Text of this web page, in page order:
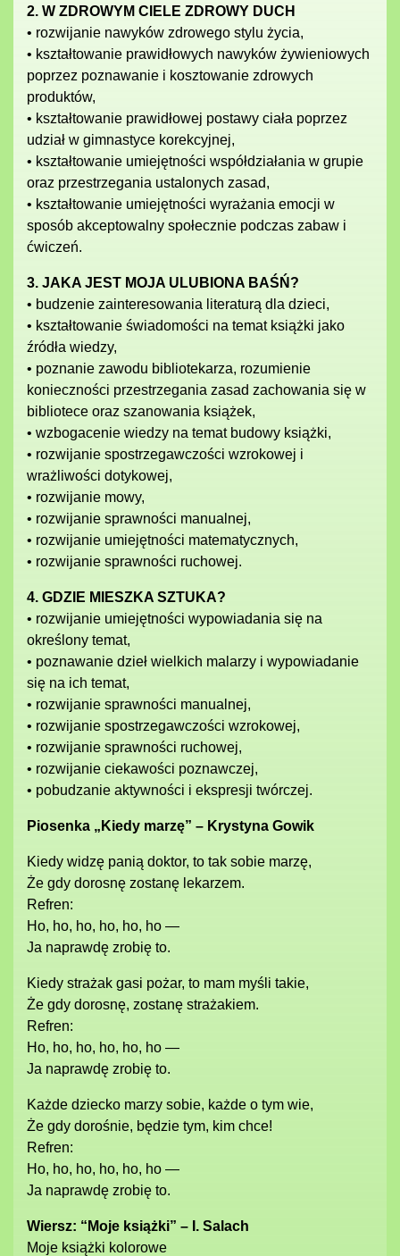
2. W ZDROWYM CIELE ZDROWY DUCH
• rozwijanie nawyków zdrowego stylu życia,
• kształtowanie prawidłowych nawyków żywieniowych
poprzez poznawanie i kosztowanie zdrowych
produktów,
• kształtowanie prawidłowej postawy ciała poprzez
udział w gimnastyce korekcyjnej,
• kształtowanie umiejętności współdziałania w grupie
oraz przestrzegania ustalonych zasad,
• kształtowanie umiejętności wyrażania emocji w
sposób akceptowalny społecznie podczas zabaw i
ćwiczeń.
3. JAKA JEST MOJA ULUBIONA BAŚŃ?
• budzenie zainteresowania literaturą dla dzieci,
• kształtowanie świadomości na temat książki jako
źródła wiedzy,
• poznanie zawodu bibliotekarza, rozumienie
konieczności przestrzegania zasad zachowania się w
bibliotece oraz szanowania książek,
• wzbogacenie wiedzy na temat budowy książki,
• rozwijanie spostrzegawczości wzrokowej i
wrażliwości dotykowej,
• rozwijanie mowy,
• rozwijanie sprawności manualnej,
• rozwijanie umiejętności matematycznych,
• rozwijanie sprawności ruchowej.
4. GDZIE MIESZKA SZTUKA?
• rozwijanie umiejętności wypowiadania się na
określony temat,
• poznawanie dzieł wielkich malarzy i wypowiadanie
się na ich temat,
• rozwijanie sprawności manualnej,
• rozwijanie spostrzegawczości wzrokowej,
• rozwijanie sprawności ruchowej,
• rozwijanie ciekawości poznawczej,
• pobudzanie aktywności i ekspresji twórczej.
Piosenka „Kiedy marzę” – Krystyna Gowik
Kiedy widzę panią doktor, to tak sobie marzę,
Że gdy dorosnę zostanę lekarzem.
Refren:
Ho, ho, ho, ho, ho, ho —
Ja naprawdę zrobię to.
Kiedy strażak gasi pożar, to mam myśli takie,
Że gdy dorosnę, zostanę strażakiem.
Refren:
Ho, ho, ho, ho, ho, ho —
Ja naprawdę zrobię to.
Każde dziecko marzy sobie, każde o tym wie,
Że gdy dorośnie, będzie tym, kim chce!
Refren:
Ho, ho, ho, ho, ho, ho —
Ja naprawdę zrobię to.
Wiersz: “Moje książki” – I. Salach
Moje książki kolorowe